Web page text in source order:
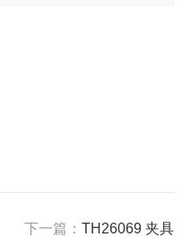
下一篇： TH26069 夹具